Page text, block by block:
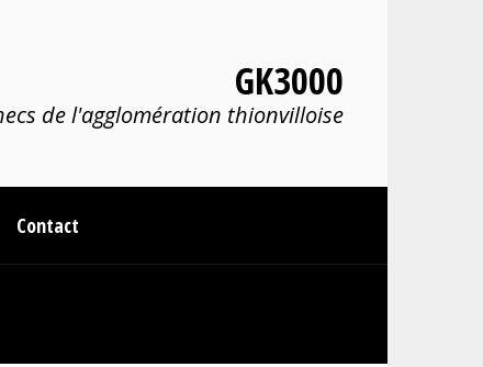
GK3000
de l'agglomération thionvilloise
Contact